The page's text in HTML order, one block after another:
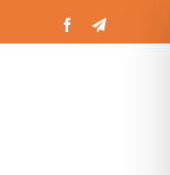
FacebookTelegram